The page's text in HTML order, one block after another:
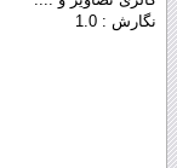
نگارش : 1.0